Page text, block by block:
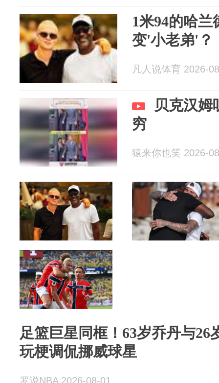
1米94的哈
变'小老弟'？
凡人说体育 2026-
贝克汉姆
穷
猿来你也笑 2026-
足篮巨星同框！63岁乔丹与26
玩梗调侃挪威球星
罗说NBA 2026-08-01